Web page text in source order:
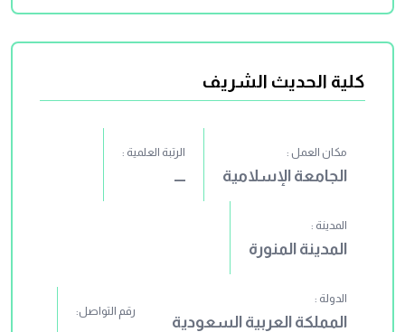
كلية الحديث الشريف
مكان العمل :
الجامعة الإسلامية
الرتبة العلمية :
ــــ
المدينة :
المدينة المنورة
الدولة :
المملكة العربية السعودية
رقم التواصل: